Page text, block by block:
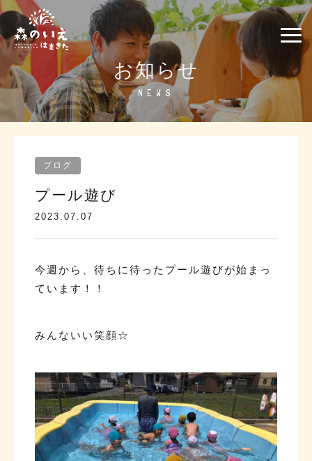
お知らせ
NEWS
ブログ
プール遊び
2023.07.07
今週から、待ちに待ったプール遊びが始まっ
ています！！
みんないい笑顔☆